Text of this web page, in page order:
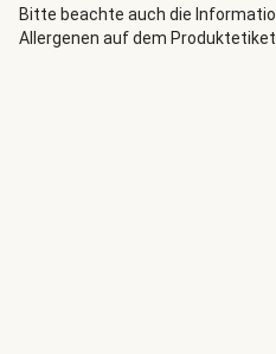
Dir einen guten Appetit!
Bitte beachte auch die
Allergenen auf dem